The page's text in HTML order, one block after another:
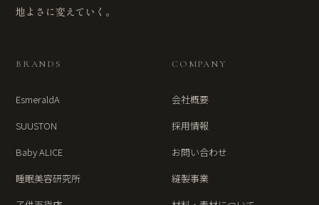
地よさに変えていく。
BRANDS
EsmeraldA
SUUSTON
Baby ALICE
睡眠美容研究所
COMPANY
会社概要
採用情報
お問い合わせ
縫製事業